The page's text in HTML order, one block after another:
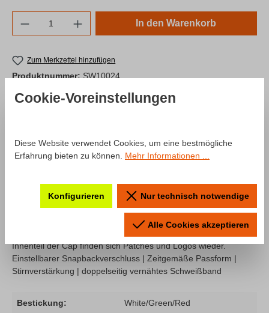
Produkt Anzahl: Gib den gewünschten
In den Warenkorb
Zum Merkzettel hinzufügen
Produktnummer:SW10024
Produktinformationen "Snapback
Cap High Profile mcchipdkr Logo"
Hochwertige Snapback Cap mit vielen schicken Details.
Dreifarbiges Frontlogo im 3D Stick, seitlich gestickte
Innenteil der Cap finden sich Patches und Logos wieder.
Einstellbarer Snapbackverschluss | Zeitgemäße Passform |
Stirnverstärkung | doppelseitig vernähtes Schweißband
Bestickung: White/Green/Red
Cookie-Voreinstellungen
Diese Website verwendet Cookies, um eine bestmögliche
Erfahrung bieten zu können. Mehr Informationen ...
Konfigurieren Nur technisch notwendige
Alle Cookies akzeptieren